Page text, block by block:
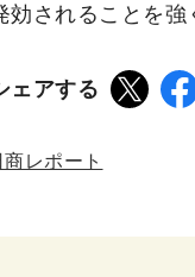
効されることを強
ェアする
商レポート